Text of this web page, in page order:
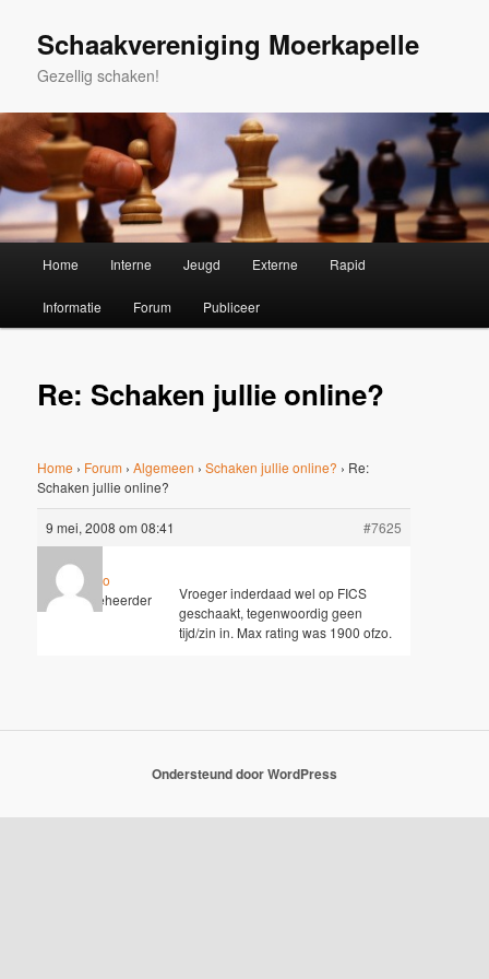
primaire
Schaakvereniging Moerkapelle
Gezellig schaken!
Home Interne Jeugd Externe Rapid
Informatie Forum Publiceer
Re: Schaken jullie online?
Home › Forum › Algemeen › Schaken jullie online? › Re:
Schaken jullie online?
9 mei, 2008 om 08:41 #7625
Hugo
Sleutelbeheerder
Vroeger inderdaad wel op FICS
geschaakt, tegenwoordig geen
tijd/zin in. Max rating was 1900 ofzo.
Ondersteund door WordPress